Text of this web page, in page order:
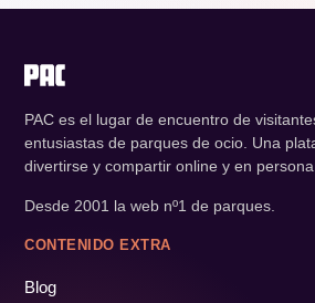
PAC es el lugar de encuentro de
entusiastas de parques de ocio. Una
divertirse y compartir online y en persona.
Desde 2001 la web nº1 de parques.
CONTENIDO EXTRA
Blog